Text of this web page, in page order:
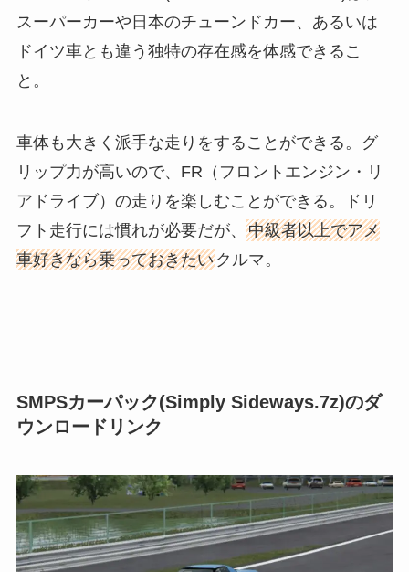
スーパーカーや日本のチューンドカー、あるいは
ドイツ車とも違う独特の存在感を体感できるこ
と。
車体も大きく派手な走りをすることができる。グ
リップ力が高いので、FR（フロントエンジン・リ
アドライブ）の走りを楽しむことができる。ドリ
フト走行には慣れが必要だが、 中級者以上でアメ
車好きなら乗っておきたいクルマ。
SMPSカーパック(Simply Sideways.7z)のダ
ウンロードリンク